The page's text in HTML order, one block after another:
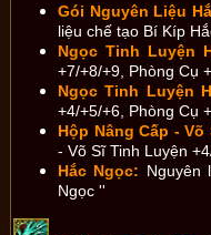
Gói Nguyên Liệu
liệu chế tạo Bí Kíp
Ngọc Tinh Luyện
+7/+8/+9, Phòng Cụ
Ngọc Tinh Luyện
+4/+5/+6, Phòng Cụ
Hộp Nâng Cấp - Võ
- Võ Sĩ Tinh Luyện
Hắc Ngọc: Nguyên
Ngọc ''